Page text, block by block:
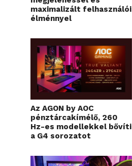
maximalizált felhasználói
élménnyel
Az AGON by AOC
pénztárcakímélő, 260
Hz-es modellekkel bővíti
a G4 sorozatot